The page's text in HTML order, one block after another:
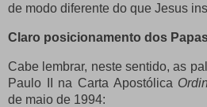
de modo diferente do que Jesus
Claro posicionamento dos
Cabe lembrar, neste sentido, as
Paulo II na Carta Apostólica
de maio de 1994: